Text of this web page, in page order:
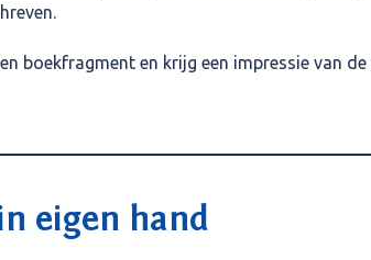
boekfragment en krijg een impressie van
eigen hand